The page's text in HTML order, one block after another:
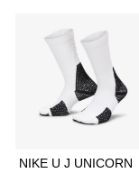
3 期 0 利率 每期
合作金庫商業銀行
華南商業銀行
上海商業儲蓄銀行
Apple Pay
NIKE U J UNICORN